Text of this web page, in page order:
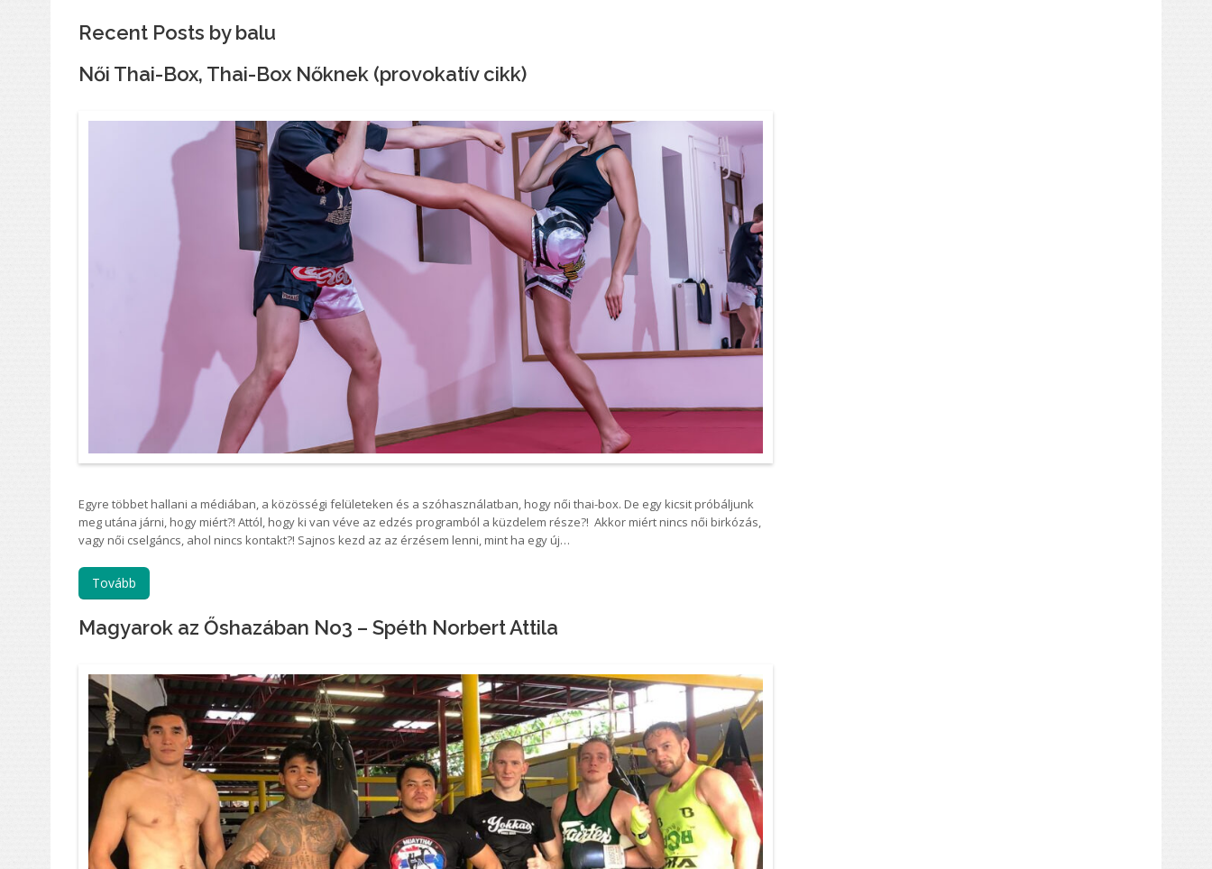
Recent Posts by balu
Női Thai-Box, Thai-Box Nőknek (provokatív cikk)
Egyre többet hallani a médiában, a közösségi felületeken és a szóhasználatban, hogy női thai-box. De egy kicsit próbáljunk
meg utána járni, hogy miért?! Attól, hogy ki van véve az edzés programból a küzdelem része?! Akkor miért nincs női birkózás,
vagy női cselgáncs, ahol nincs kontakt?! Sajnos kezd az az érzésem lenni, mint ha egy új…
Tovább
Magyarok az Őshazában No3 – Spéth Norbert Attila